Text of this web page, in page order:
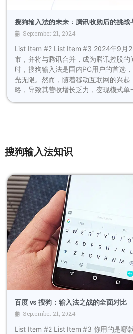
搜狗输入法的未来：腾讯收购后的挑战
September 21, 2024
List Item #2 List Item #3 2024年9月
市，并将与腾讯合并，成为腾讯控股的
时，搜狗输入法是国内PC用户的首选
光无限。然而，随着移动互联网的兴起
略，导致其营收增长乏力，变现模式单
搜狗输入法知识
百度 vs 搜狗：输入法之战的全面对比
September 21, 2024
List Item #2 List Item #3 你用的是哪